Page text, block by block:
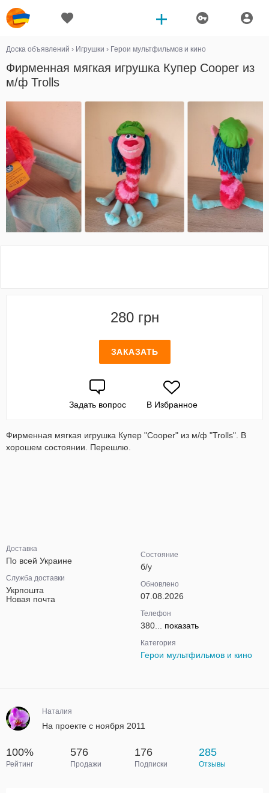
Доска объявлений › Игрушки › Герои мультфильмов и кино
Фирменная мягкая игрушка Купер Cooper из
м/ф Trolls
280 грн
ЗАКАЗАТЬ
Задать вопрос В Избранное
Фирменная мягкая игрушка Купер "Cooper" из м/ф "Trolls". В
хорошем состоянии. Перешлю.
Доставка
По всей Украине
Служба доставки
Укрпошта
Новая почта
Состояние
б/у
Обновлено
07.08.2026
Телефон
380... показать
Категория
Герои мультфильмов и кино
Наталия
На проекте с ноября 2011
100%
Рейтинг
576
Продажи
176
Подписки
285
Отзывы